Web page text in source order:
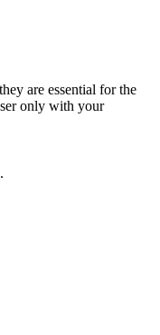
are essential for the
only with your